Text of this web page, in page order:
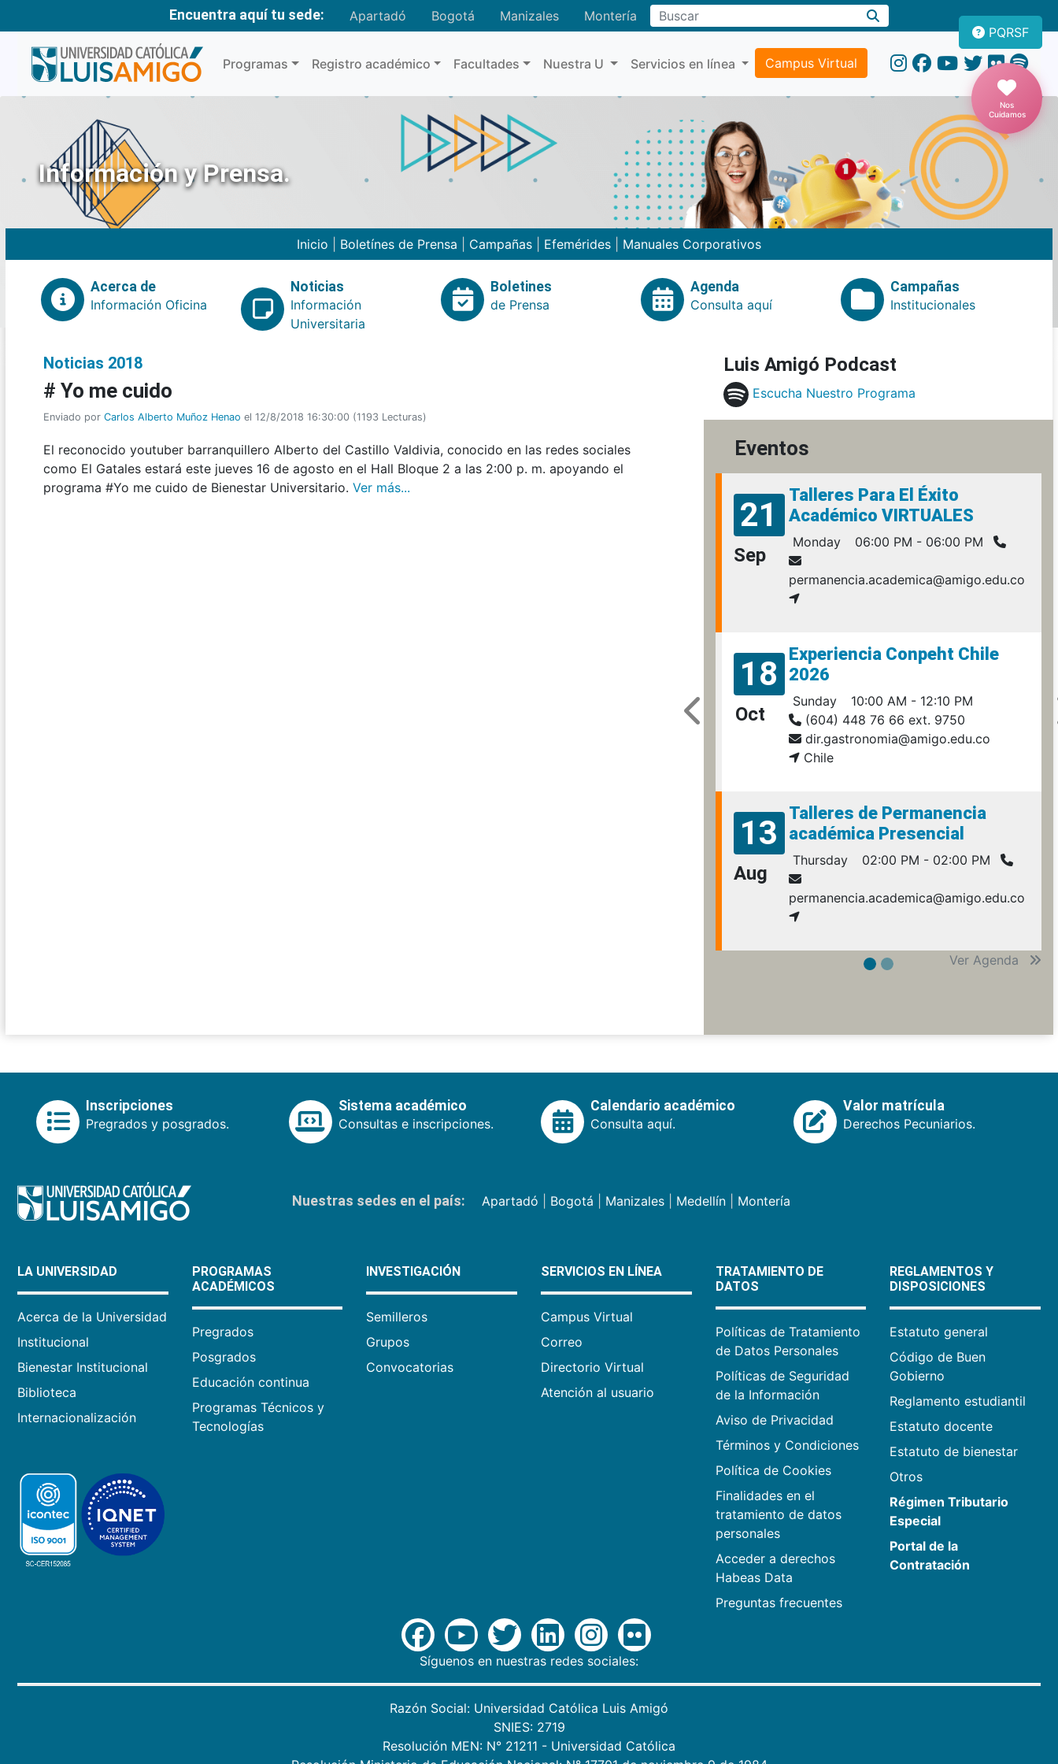
Encuentra aquí tu sede: Apartadó Bogotá Manizales MonteríaBuscar
Programas Registro académico Facultades Nuestra U Servicios en línea Campus Virtual
PQRSF
Nos
Cuidamos
Información y Prensa.
Inicio Boletínes de Prensa Campañas Efemérides Manuales Corporativos
Acerca de
Información Oficina
Noticias
Información
Universitaria
Boletines
de Prensa
Agenda
Consulta aquí
Campañas
Institucionales
Noticias 2018
# Yo me cuido
Enviado por Carlos Alberto Muñoz Henao el 12/8/2018 16:30:00 (1193 Lecturas)
El reconocido youtuber barranquillero Alberto del Castillo Valdivia, conocido en las redes sociales
como El Gatales estará este jueves 16 de agosto en el Hall Bloque 2 a las 2:00 p. m. apoyando el
programa #Yo me cuido de Bienestar Universitario. Ver más...
Luis Amigó Podcast
Escucha Nuestro Programa
Eventos
21
Sep
Talleres Para El Éxito
Académico VIRTUALES
Monday 06:00 PM - 06:00 PM
permanencia.academica@amigo.edu.co
18
Oct
Experiencia Conpeht Chile
2026
Sunday
10:00 AM - 12:10 PM
(604) 448 76 66 ext. 9750
dir.gastronomia@amigo.edu.co
Chile
13
Aug
Talleres de Permanencia
académica Presencial
Thursday 02:00 PM - 02:00 PM
permanencia.academica@amigo.edu.co
Ver Agenda
Inscripciones
Pregrados y posgrados.
Sistema académico
Consultas e inscripciones.
Calendario académico
Consulta aquí.
Valor matrícula
Derechos Pecuniarios.
Nuestras sedes en el país: Apartadó Bogotá Manizales| Medellín| Montería
LA UNIVERSIDAD
Acerca de la Universidad
Institucional
Bienestar Institucional
Biblioteca
Internacionalización
PROGRAMAS
ACADÉMICOS
Pregrados
Posgrados
Educación continua
Programas Técnicos y
Tecnologías
INVESTIGACIÓN
Semilleros
Grupos
Convocatorias
SERVICIOS EN LÍNEA
Campus Virtual
Correo
Directorio Virtual
Atención al usuario
TRATAMIENTO DE
DATOS
Políticas de Tratamiento
de Datos Personales
Políticas de Seguridad
de la Información
Aviso de Privacidad
Términos y Condiciones
Política de Cookies
Finalidades en el
tratamiento de datos
personales
Acceder a derechos
Habeas Data
Preguntas frecuentes
REGLAMENTOS Y
DISPOSICIONES
Estatuto general
Código de Buen
Gobierno
Reglamento estudiantil
Estatuto docente
Estatuto de bienestar
Otros
Régimen Tributario
Especial
Portal de la
Contratación
Síguenos en nuestras redes sociales:
Razón Social: Universidad Católica Luis Amigó
SNIES: 2719
Resolución MEN: N° 21211 - Universidad Católica